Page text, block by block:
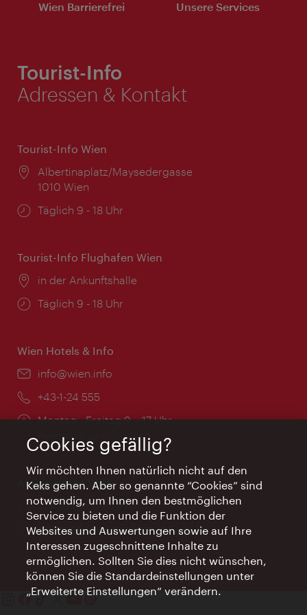
Wien Barrierefrei Unsere Services
Tourist-Info
Adressen & Kontakt
Tourist-Info Wien
Ort:
Albertinaplatz/Maysedergasse
1010 Wien
Öffnungszeiten:
Täglich 9 - 18 Uhr
Tourist-Info Flughafen Wien
Ort:
in der Ankunftshalle
Öffnungszeiten:
Täglich 9 - 18 Uhr
Wien Hotels & Info
Email:
info@wien.info
Telefon:
+43-1-24 555
Öffnungszeiten:
Montag - Freitag 9 – 17 Uhr
Feiertags geschlossen
AI Concierge Wien
Ort:
concierge.wien.info
Öffnungszeiten:
Informationen rund um die Uhr
Cookies gefällig?
Wir möchten Ihnen natürlich nicht auf den
Keks gehen. Aber so genannte “Cookies” sind
notwendig, um Ihnen den bestmöglichen
Service zu bieten und die Funktion der
Websites und Auswertungen sowie auf Ihre
Interessen zugeschnittene Inhalte zu
ermöglichen. Sollten Sie dies nicht wünschen,
können Sie die Standardeinstellungen unter
„Erweiterte Einstellungen“ verändern.